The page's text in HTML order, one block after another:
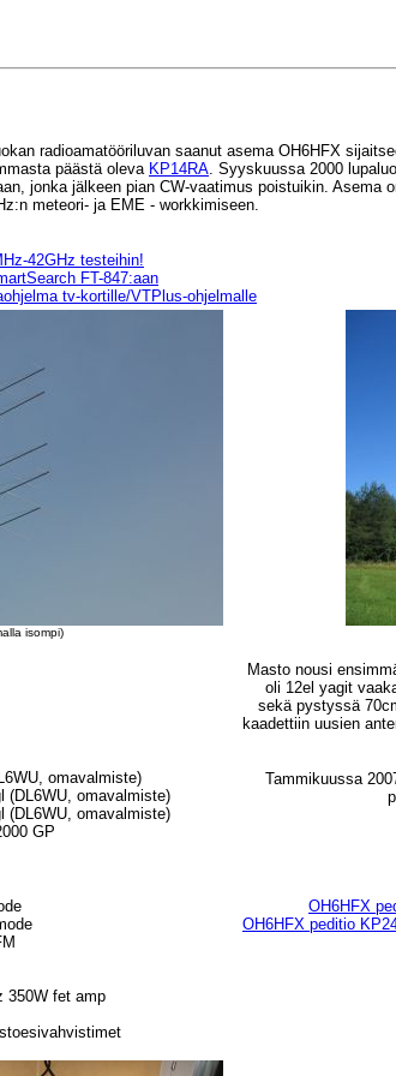
radioamatööriluvan saanut asema OH6HFX
päästä oleva KP14RA. Syyskuussa 2000
jonka jälkeen pian CW-vaatimus poistuikin. Asema
meteori- ja EME - workkimiseen.
42GHz testeihin!
FT-847:aan
tv-kortille/VTPlus-ohjelmalle
isompi)
omavalmiste)
(DL6WU, omavalmiste)
(DL6WU, omavalmiste)
GP
350W fet amp
Masto nousi
oli 12el yagit
sekä pystyssä
kaadettiin uusien
Tammikuussa
OH6HFX
OH6HFX peditio